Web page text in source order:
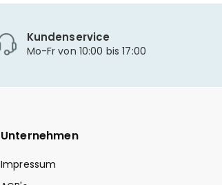
Kundenservice
Mo-Fr von 10:00 bis 17:00
Unternehmen
Impressum